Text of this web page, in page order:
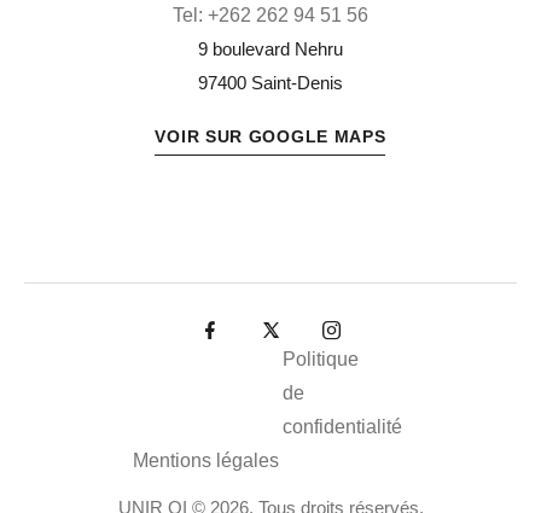
Tel: +262 262 94 51 56
9 boulevard Nehru
97400 Saint-Denis
VOIR SUR GOOGLE MAPS
UNIR OI © 2026. Tous droits réservés.
Mentions légales
Politique
de
confidentialité